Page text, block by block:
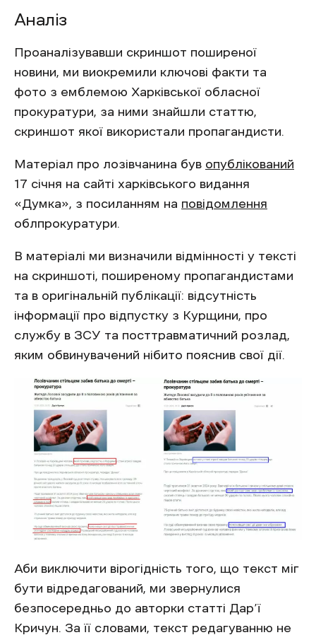
Аналіз
Проаналізувавши скриншот поширеної
новини, ми виокремили ключові факти та
фото з емблемою Харківської обласної
прокуратури, за ними знайшли статтю,
скриншот якої використали пропагандисти.
Матеріал про лозівчанина був опублікований
17 січня на сайті харківського видання
«Думка», з посиланням на повідомлення
облпрокуратури.
В матеріалі ми визначили відмінності у тексті
на скриншоті, поширеному пропагандистами
та в оригінальній публікації: відсутність
інформації про відпустку з Курщини, про
службу в ЗСУ та посттравматичний розлад,
яким обвинувачений нібито пояснив свої дії.
Аби виключити вірогідність того, що текст міг
бути відредагований, ми звернулися
безпосередньо до авторки статті Дар’ї
Кричун. За її словами, текст редагуванню не